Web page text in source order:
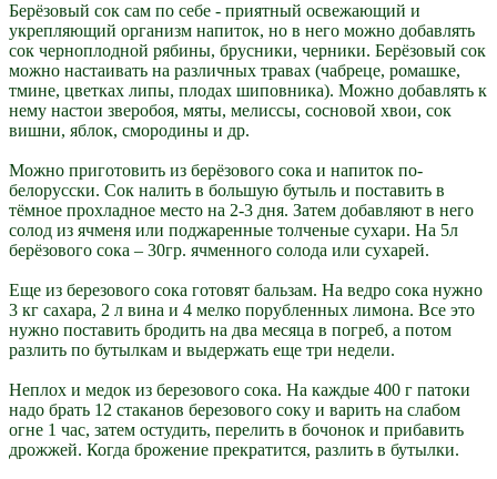
Берёзовый сок сам по себе - приятный освежающий и
укрепляющий организм напиток, но в него можно добавлять
сок черноплодной рябины, брусники, черники. Берёзовый сок
можно настаивать на различных травах (чабреце, ромашке,
тмине, цветках липы, плодах шиповника). Можно добавлять к
нему настои зверобоя, мяты, мелиссы, сосновой хвои, сок
вишни, яблок, смородины и др.
Можно приготовить из берёзового сока и напиток по-
белорусски. Сок налить в большую бутыль и поставить в
тёмное прохладное место на 2-3 дня. Затем добавляют в него
солод из ячменя или поджаренные толченые сухари. На 5л
берёзового сока – 30гр. ячменного солода или сухарей.
Еще из березового сока готовят бальзам. На ведро сока нужно
3 кг сахара, 2 л вина и 4 мелко порубленных лимона. Все это
нужно поставить бродить на два месяца в погреб, а потом
разлить по бутылкам и выдержать еще три недели.
Неплох и медок из березового сока. На каждые 400 г патоки
надо брать 12 стаканов березового соку и варить на слабом
огне 1 час, затем остудить, перелить в бочонок и прибавить
дрожжей. Когда брожение прекратится, разлить в бутылки.